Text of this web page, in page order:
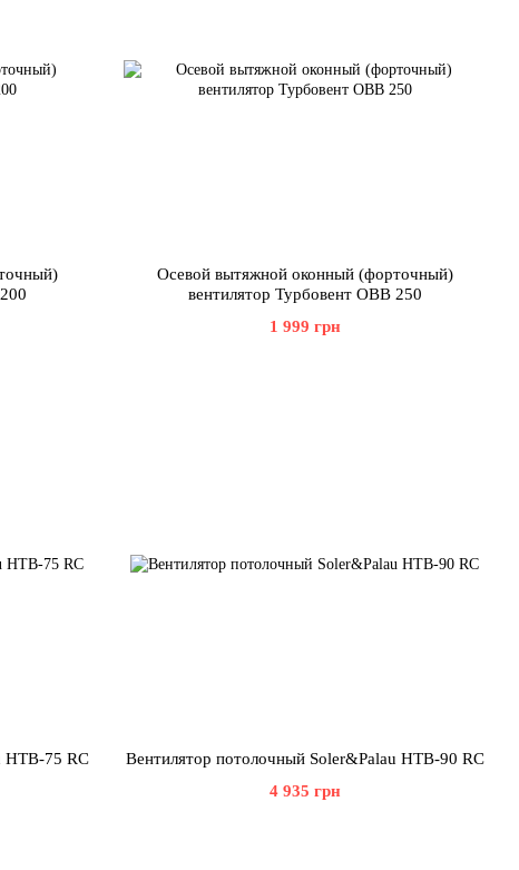
Осевой вытяжной оконный (форточный)
вентилятор Турбовент ОВВ 250
1 999 грн
HTB-75 RC
Вентилятор потолочный Soler&Palau HTB-90 RC
4 935 грн